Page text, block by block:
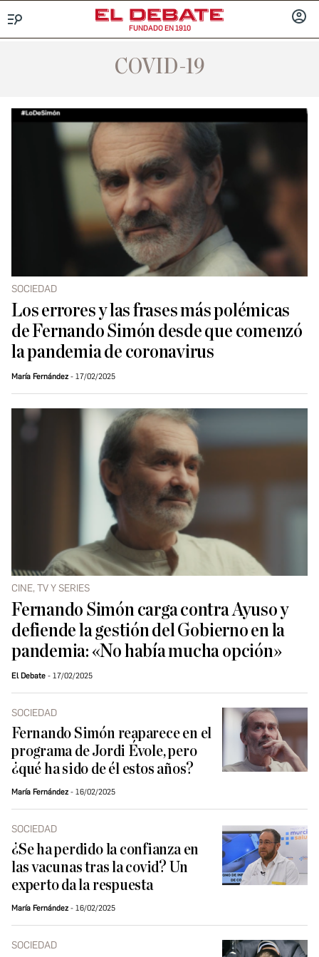
FUNDADO EN 1910
COVID-19
SOCIEDAD
Los errores y las frases más polémicas
de Fernando Simón desde que comenzó
la pandemia de coronavirus
María Fernández 17/02/2025
CINE, TV Y SERIES
Fernando Simón carga contra Ayuso y
defiende la gestión del Gobierno en la
pandemia: «No había mucha opción»
El Debate 17/02/2025
SOCIEDAD
Fernando Simón reaparece en el
programa de Jordi Évole, pero
¿qué ha sido de él estos años?
María Fernández 16/02/2025
SOCIEDAD
¿Se ha perdido la confianza en
las vacunas tras la covid? Un
experto da la respuesta
María Fernández 16/02/2025
SOCIEDAD